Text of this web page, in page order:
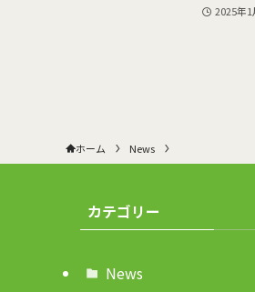
2025年1
ホーム News
カテゴリー
News